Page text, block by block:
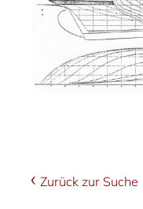
Zurück zur Suche